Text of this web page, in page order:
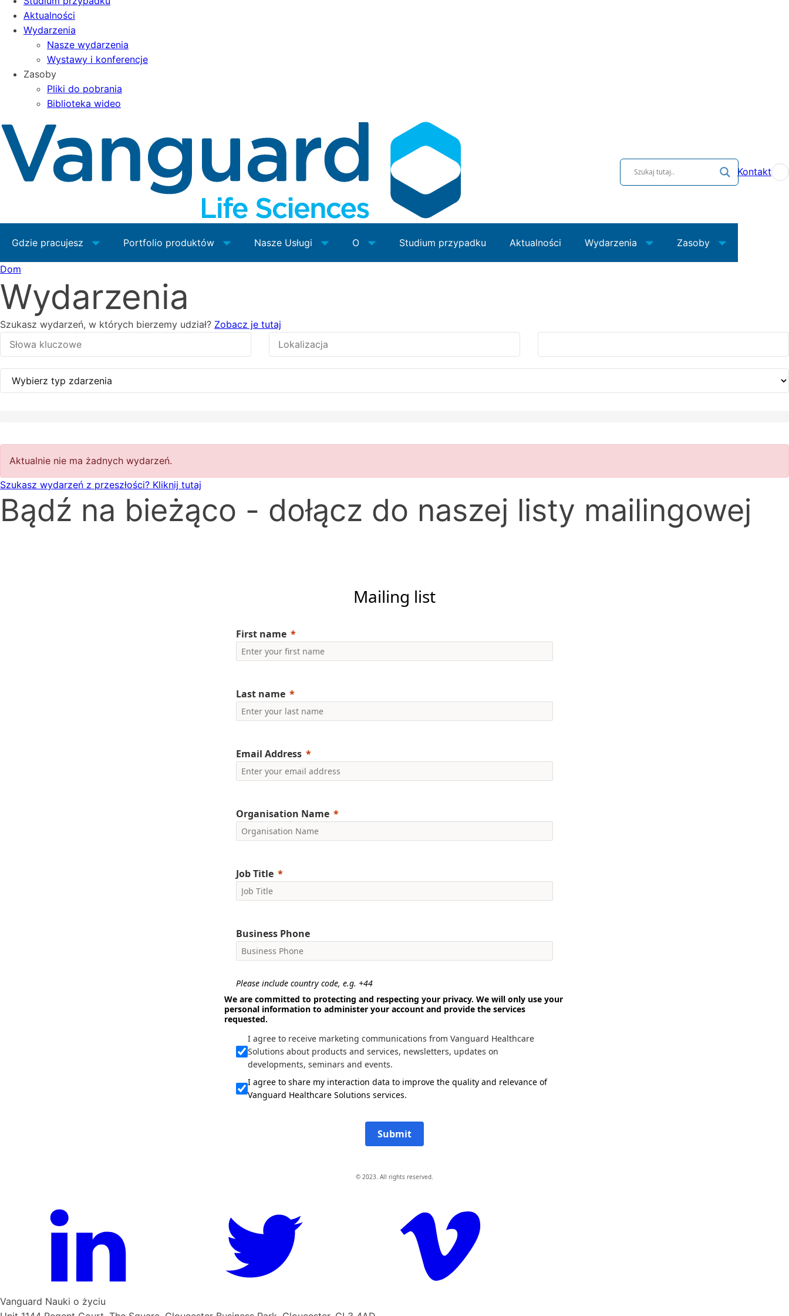
Aktualności
Wydarzenia
Nasze wydarzenia
Wystawy i konferencje
Zasoby
Pliki do pobrania
Biblioteka wideo
Kontakt
Gdzie pracujesz Portfolio produktów Nasze Usługi O Studium przypadku Aktualności Wydarzenia Zasoby
Dom
Wydarzenia
Szukasz wydarzeń, w których bierzemy udział? Zobacz je tutaj
Aktualnie nie ma żadnych wydarzeń.
Szukasz wydarzeń z przeszłości? Kliknij tutaj
Bądź na bieżąco - dołącz do naszej listy mailingowej
Mailing list
First name
Last name
Email Address
Organisation Name
Job Title
Business Phone
Please include country code, e.g. +44
We are committed to protecting and respecting your privacy. We will only use your
personal information to administer your account and provide the services
requested.
I agree to receive marketing communications from Vanguard Healthcare
Solutions about products and services, newsletters, updates on
developments, seminars and events.
I agree to share my interaction data to improve the quality and relevance of
Vanguard Healthcare Solutions services.
Submit
© 2023. All rights reserved.
Vanguard Nauki o życiu